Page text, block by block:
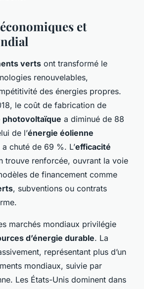
et
verts ont transformé le
renouvelables,
des énergies propres.
le coût de fabrication de
photovoltaïque a diminué de 88
de l’énergie éolienne
a chuté de 69 %. L’efficacité
trouve renforcée, ouvrant la voie
de financement comme
, subventions ou contrats
marchés mondiaux privilégie
d’énergie durable. La
représentant plus d’un
mondiaux, suivie par
Les États-Unis dominent dans